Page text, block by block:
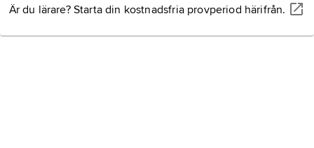
Är du lärare? Starta din kostnadsfria provperiod härifrån.